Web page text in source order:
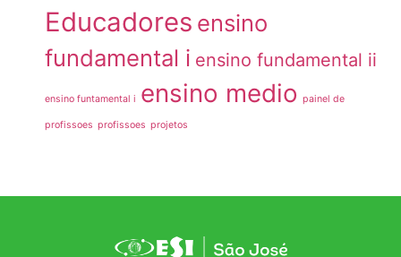
Educadores ensino
fundamental i ensino fundamental ii
ensino funtamental i ensino medio painel de
profissoes profissoes projetos